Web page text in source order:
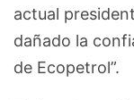
actual
dañado la
de Ecopetrol”.